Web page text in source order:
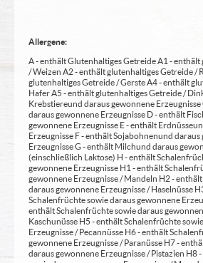
Allergene:
A - enthält Glutenhaltiges Getreide A1 -
/ Weizen A2 - enthält glutenhaltiges Getreide /
glutenhaltiges Getreide / Gerste A4 - enthält
Hafer A5 - enthält glutenhaltiges Getreide /
Krebstiere und daraus gewonnene Erzeugnisse
daraus gewonnene Erzeugnisse D - enthält
gewonnene Erzeugnisse E - enthält Erdnüsse
Erzeugnisse F - enthält Sojabohnen und
Erzeugnisse G - enthält Milch und daraus
(einschließlich Laktose) H - enthält
gewonnene Erzeugnisse H1 - enthält
gewonnene Erzeugnisse / Mandeln H2 -
daraus gewonnene Erzeugnisse / Haselnüsse
Schalenfrüchte sowie daraus gewonnene
enthält Schalenfrüchte sowie daraus
Kaschunüsse H5 - enthält Schalenfrüchte
Erzeugnisse / Pecannüsse H6 - enthält
gewonnene Erzeugnisse / Paranüsse H7 -
daraus gewonnene Erzeugnisse / Pistazien H8